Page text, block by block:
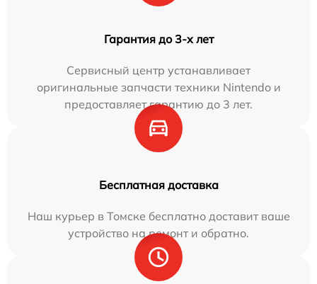
Гарантия до 3-х лет
Сервисный центр устанавливает
оригинальные запчасти техники Nintendo и
предоставляет гарантию до 3 лет.
Бесплатная доставка
Наш курьер в Томске бесплатно доставит ваше
устройство на ремонт и обратно.